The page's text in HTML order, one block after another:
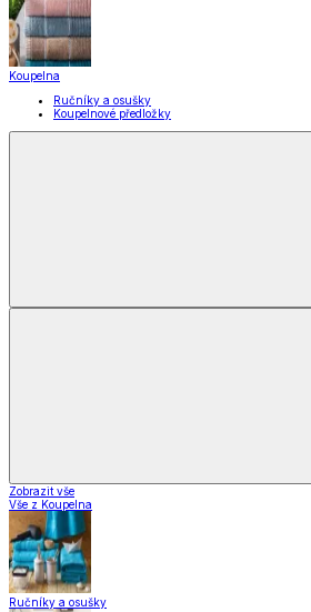
Koupelna
Ručníky a osušky
Koupelnové předložky
Zobrazit vše
Vše z Koupelna
Ručníky a osušky